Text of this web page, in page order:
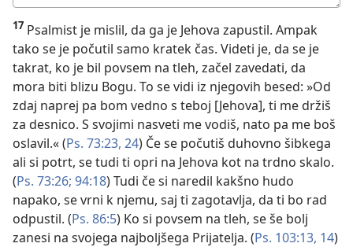
odgovor:
17 Psalmist je mislil, da ga je Jehova zapustil. Ampak
tako se je počutil samo kratek čas. Videti je, da se je
takrat, ko je bil povsem na tleh, začel zavedati, da
mora biti blizu Bogu. To se vidi iz njegovih besed: »Od
zdaj naprej pa bom vedno s teboj [Jehova], ti me držiš
za desnico. S svojimi nasveti me vodiš, nato pa me boš
oslavil.« (Ps. 73:23, 24) Če se počutiš duhovno šibkega
ali si potrt, se tudi ti opri na Jehova kot na trdno skalo.
(Ps. 73:26; 94:18) Tudi če si naredil kakšno hudo
napako, se vrni k njemu, saj ti zagotavlja, da ti bo rad
odpustil. (Ps. 86:5) Ko si povsem na tleh, se še bolj
zanesi na svojega najboljšega Prijatelja. (Ps. 103:13, 14)